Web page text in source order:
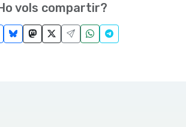
vols compartir?